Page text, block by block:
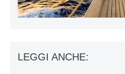
LEGGI ANCHE: